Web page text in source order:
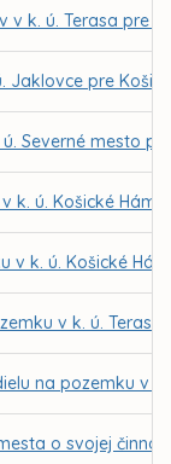
v k. ú. Terasa pre
Jaklovce pre
Severné mesto
k. ú. Košické
v k. ú. Košické
v k. ú. Terasa
na pozemku v
o svojej